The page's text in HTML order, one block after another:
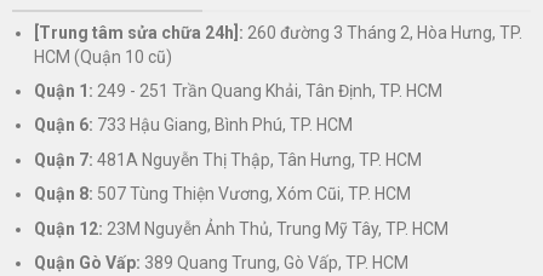
[Trung tâm sửa chữa 24h]: 260 đường 3 Tháng 2, Hòa Hưng, TP.
HCM (Quận 10 cũ)
Quận 1: 249 - 251 Trần Quang Khải, Tân Định, TP. HCM
Quận 6: 733 Hậu Giang, Bình Phú, TP. HCM
Quận 7: 481A Nguyễn Thị Thập, Tân Hưng, TP. HCM
Quận 8: 507 Tùng Thiện Vương, Xóm Cũi, TP. HCM
Quận 12: 23M Nguyễn Ảnh Thủ, Trung Mỹ Tây, TP. HCM
Quận Gò Vấp: 389 Quang Trung, Gò Vấp, TP. HCM